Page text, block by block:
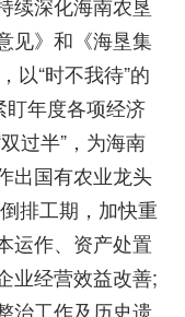
续深化海南农垦
见》和《海垦集
以“时不我待”的
盯年度各项经济
过半”，为海南
出国有农业龙头
排工期，加快重
运作、资产处置
业经营效益改善;
治工作及历史遗